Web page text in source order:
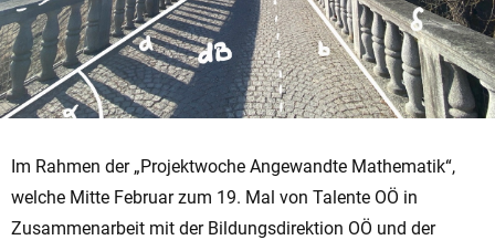
Im Rahmen der „Projektwoche Angewandte Mathematik“,
welche Mitte Februar zum 19. Mal von Talente OÖ in
Zusammenarbeit mit der Bildungsdirektion OÖ und der